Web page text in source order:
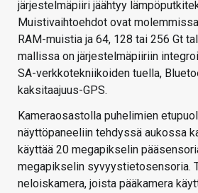
järjestelmäpiiri jäähtyy
Muistivaihtoehdot ovat
RAM-muistia ja 64, 128 tai 256 Gt
mallissa on järjestelmäpiiriin
SA-verkkotekniikoiden tuella,
kaksitaajuus-GPS.
Kameraosastolla puhelimien
näyttöpaneeliin tehdyssä aukossa
käyttää 20 megapikselin
megapikselin syvyystietosensoria.
neloiskamera, joista pääkamera